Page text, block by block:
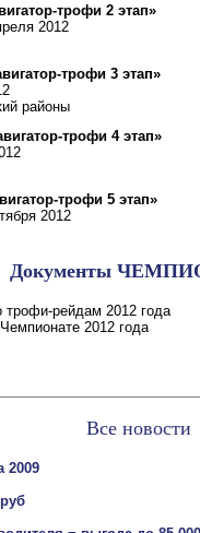
трофи 2 этап»
2012
трофи 3 этап»
районы
трофи 4 этап»
трофи 5 этап»
2012
Документы
трофи-рейдам 2012 года
2012 года
Все новости
2009